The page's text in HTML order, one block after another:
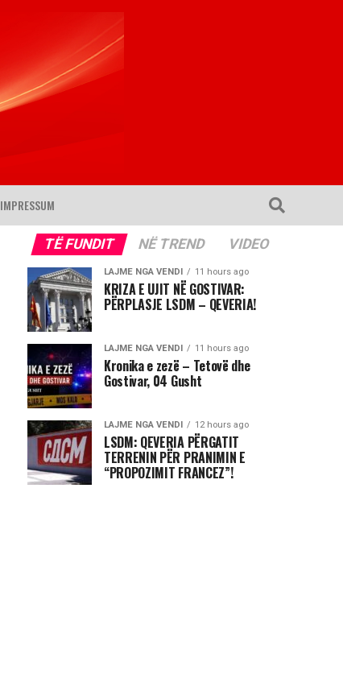
IMPRESSUM
TË FUNDIT NË TREND VIDEO
LAJME NGA VENDI 11 hours ago
KRIZA E UJIT NË GOSTIVAR:
PËRPLASJE LSDM – QEVERIA!
LAJME NGA VENDI 11 hours ago
Kronika e zezë – Tetovë dhe
Gostivar, 04 Gusht
LAJME NGA VENDI 12 hours ago
LSDM: QEVERIA PËRGATIT
TERRENIN PËR PRANIMIN E
“PROPOZIMIT FRANCEZ”!